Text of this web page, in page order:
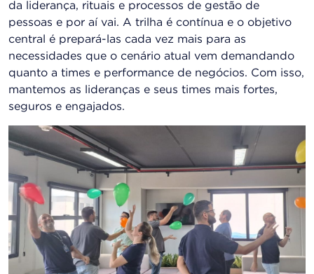
da liderança, rituais e processos de gestão de
pessoas e por aí vai. A trilha é contínua e o objetivo
central é prepará-las cada vez mais para as
necessidades que o cenário atual vem demandando
quanto a times e performance de negócios. Com isso,
mantemos as lideranças e seus times mais fortes,
seguros e engajados.